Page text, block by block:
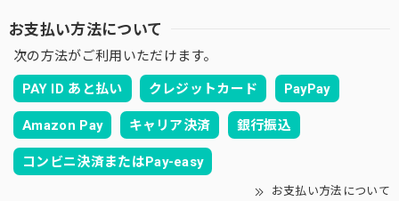
お支払い方法について
次の方法がご利用いただけます。
PAY ID あと払い クレジットカード PayPay
Amazon Pay キャリア決済 銀行振込
コンビニ決済またはPay-easy
お支払い方法について